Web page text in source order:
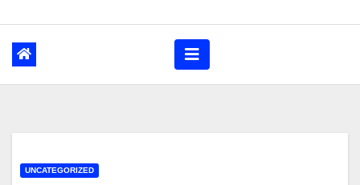
UNCATEGORIZED